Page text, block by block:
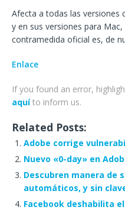
Afecta a todas las versiones
y en sus versiones para
contramedida oficial es, de
Enlace
If you found an error,
aquíto inform us.
Related Posts:
Adobe corrige
Nuevo «0-day» en
Descubren manera de
automáticos, y sin
Facebook deshabilita